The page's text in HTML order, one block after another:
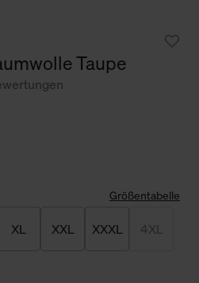
Taupe
Größentabelle
XL XXL XXXL 4XL